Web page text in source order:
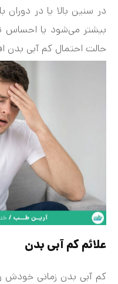
در سنین بالا یا در دوران
بیشتر می‌شود یا احساس
حالت احتمال کم‌ آبی بدن
علائم کم‌ آبی بدن
کم‌ آبی بدن زمانی خودش